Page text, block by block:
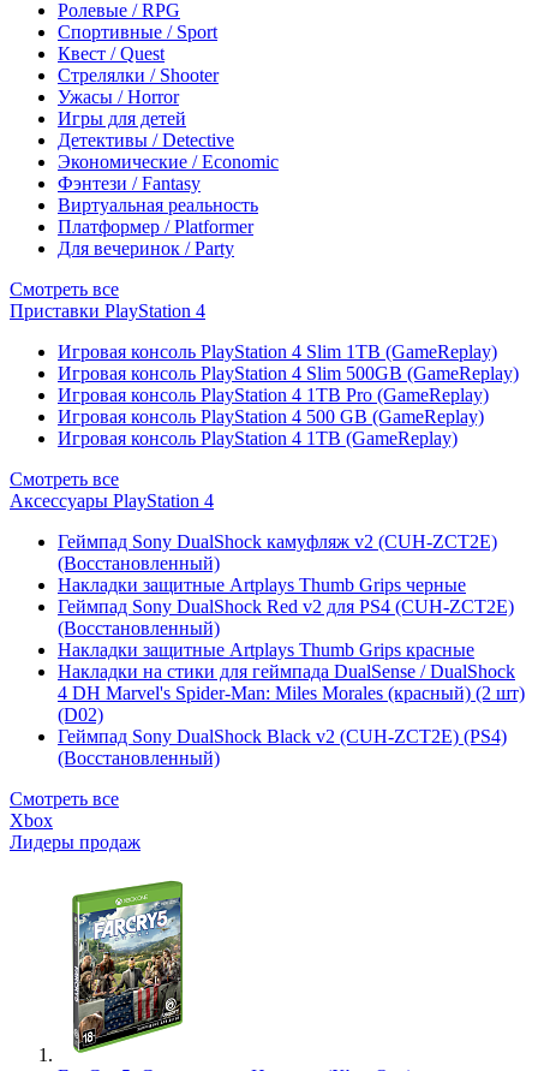
Ролевые / RPG
Спортивные / Sport
Квест / Quest
Стрелялки / Shooter
Ужасы / Horror
Игры для детей
Детективы / Detective
Экономические / Economic
Фэнтези / Fantasy
Виртуальная реальность
Платформер / Platformer
Для вечеринок / Party
Смотреть все
Приставки PlayStation 4
Игровая консоль PlayStation 4 Slim 1TB (GameReplay)
Игровая консоль PlayStation 4 Slim 500GB (GameReplay)
Игровая консоль PlayStation 4 1TB Pro (GameReplay)
Игровая консоль PlayStation 4 500 GB (GameReplay)
Игровая консоль PlayStation 4 1TB (GameReplay)
Смотреть все
Аксессуары PlayStation 4
Геймпад Sony DualShock камуфляж v2 (CUH-ZCT2E)
(Восстановленный)
Накладки защитные Artplays Thumb Grips черные
Геймпад Sony DualShock Red v2 для PS4 (CUH-ZCT2E)
(Восстановленный)
Накладки защитные Artplays Thumb Grips красные
Накладки на стики для геймпада DualSense / DualShock
4 DH Marvel's Spider-Man: Miles Morales (красный) (2 шт)
(D02)
Геймпад Sony DualShock Black v2 (CUH-ZCT2E) (PS4)
(Восстановленный)
Смотреть все
Xbox
Лидеры продаж